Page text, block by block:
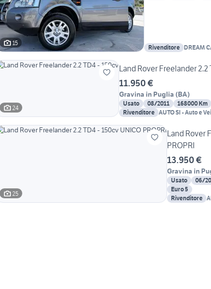
15
Rivenditore DREAM
24
Land Rover Freelander 2.2
11.950 €
Gravina in Puglia (BA)
Usato 08/2011 168000 Km
Rivenditore AUTO SI - Auto e
25
Land Rover
PROPRI
13.950 €
Gravina in
Usato 06/
Euro 5
Rivenditore